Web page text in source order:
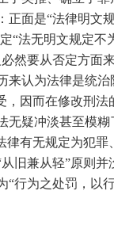
面是“法律明文
“法无明文规定不
然要从否定方面
来认为法律是统
因而在修改刑法
无疑冲淡甚至模
有无规定为犯罪
旧兼从轻”原则并
行为之处罚，以